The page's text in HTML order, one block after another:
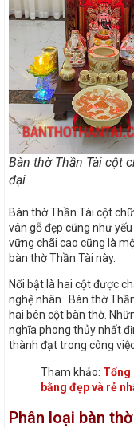
Bàn thờ Thần Tài cột
đại
Bàn thờ Thần Tài cột chữ
vân gỗ đẹp cũng như
vững chãi cao cũng là
bàn thờ Thần Tài này.
Nổi bật là hai cột được
nghệ nhân. Bàn thờ
hai bên cột bàn thờ.
nghĩa phong thủy nhất
thành đạt trong công
Tham khảo: Tổng
bằng đẹp và rẻ
Phân loại bàn